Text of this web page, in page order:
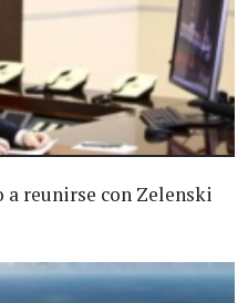
reunirse con Zelenski